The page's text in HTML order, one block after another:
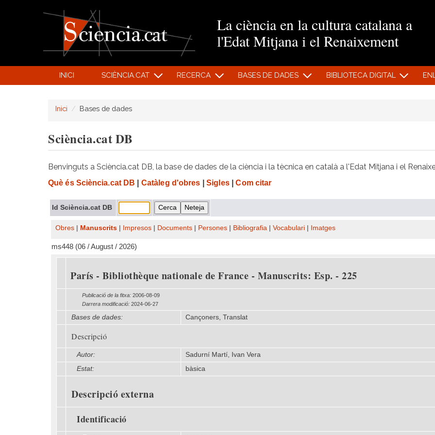
La ciència en la cultura catalana a
l'Edat Mitjana i el Renaixement
INICI SCIÈNCIA.CAT RECERCA BASES DE DADES BIBLIOTECA DIGITAL
Inici Bases de dades
Sciència.cat DB
Benvinguts a Sciència.cat DB, la base de dades de la ciència i la tècnica en català a l'Edat Mitjana i el
Què és Sciència.cat DB Catàleg d'obres Sigles| Com citar
Id Sciència.cat DB
Obres Manuscrits Impresos Documents Persones Bibliografia Vocabulari Imatges
ms448 (06 / August / 2026)
París - Bibliothèque nationale de France - Manuscrits: Esp. - 225
Publicació de la fitxa: 2006-08-09
Darrera modificació: 2024-06-27
Bases de dades: Cançoners, Translat
Descripció
Autor:
Sadurní Martí, Ivan Vera
Estat:
bàsica
Descripció externa
Identificació